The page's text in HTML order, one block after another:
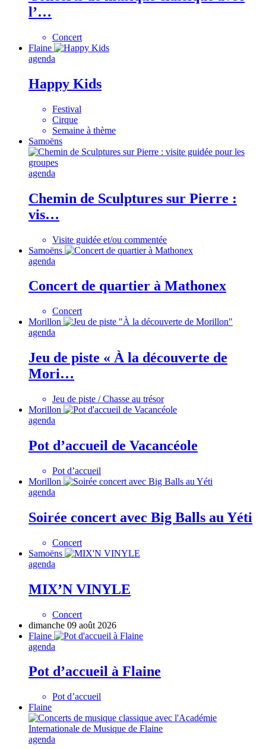
l’…
Concert
Flaine
agenda
Happy Kids
Festival
Cirque
Semaine à thème
Samoëns
agenda
Chemin de Sculptures sur Pierre :
vis…
Visite guidée et/ou commentée
Samoëns
agenda
Concert de quartier à Mathonex
Concert
Morillon
agenda
Jeu de piste « À la découverte de
Mori…
Jeu de piste / Chasse au trésor
Morillon
agenda
Pot d’accueil de Vacancéole
Pot d’accueil
Morillon
agenda
Soirée concert avec Big Balls au Yéti
Concert
Samoëns
agenda
MIX’N VINYLE
Concert
dimanche 09 août 2026
Flaine
agenda
Pot d’accueil à Flaine
Pot d’accueil
Flaine
agenda